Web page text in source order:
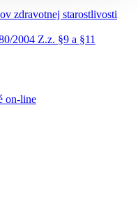
zdravotnej starostlivosti
2004 Z.z. §9 a §11